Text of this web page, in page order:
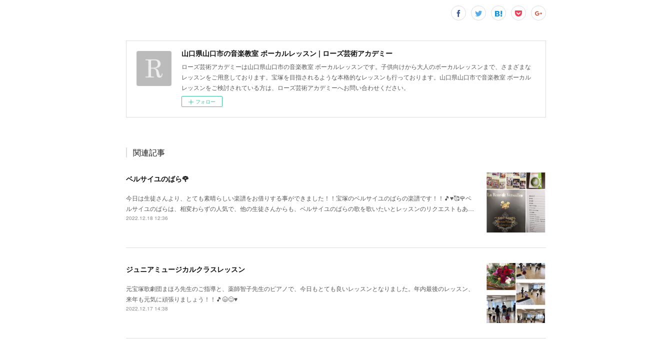
山口県山口市の音楽教室 ボーカルレッスン | ローズ芸術アカデミー
ローズ芸術アカデミーは山口県山口市の音楽教室 ボーカルレッスンです。子供向けから大人のボーカルレッスンまで、さまざまな
レッスンをご用意しております。宝塚を目指されるような本格的なレッスンも行っております。山口県山口市で音楽教室 ボーカル
レッスンをご検討されている方は、ローズ芸術アカデミーへお問い合わせください。
フォロー
関連記事
ベルサイユのばら🌹
今日は生徒さんより、とても素晴らしい楽譜をお借りする事ができました！！宝塚のベルサイユのばらの楽譜です！！🎵♥️🥰🌹ベ
ルサイユのばらは、相変わらずの人気で、他の生徒さんからも、ベルサイユのばらの歌を歌いたいとレッスンのリクエストもあ…
2022.12.18 12:36
ジュニアミュージカルクラスレッスン
元宝塚歌劇団まほろ先生のご指導と、薬師智子先生のピアノで、今日もとても良いレッスンとなりました。年内最後のレッスン、
来年も元気に頑張りましょう！！🎵😆😊♥️
2022.12.17 14:38